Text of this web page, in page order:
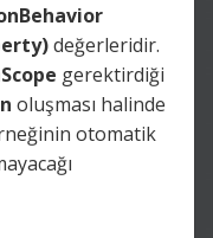
değerleridir.
gerektirdiği
oluşması halinde
otomatik